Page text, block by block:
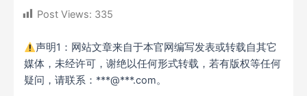
Post Views: 335
声明1：网站文章来自于本官网编写发表或转载自其它
媒体，未经许可，谢绝以任何形式转载，若有版权等任何
疑问，请联系：***@***.com。